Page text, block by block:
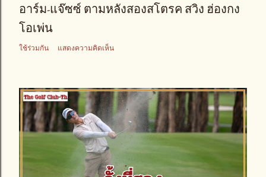
อาร์ม-แจ๊ซซ์ ตามหลังสองสโตรค สวิง ฮ่องกง
โอเพ่น
ใช้ร่วมกัน แสดงความคิดเห็น